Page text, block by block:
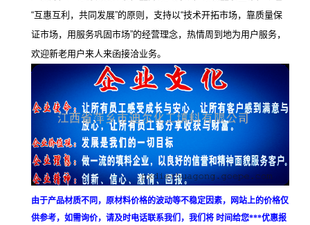
“互惠互利，共同发展”的原则，支持以“技术开拓市场，靠质量保
证市场，用服务巩固市场”的经营理念，热情周到地为用户服务，
欢迎新老用户来人来函接洽业务。
由于产品材质不同，原材料价格的波动等不稳定因素，网站上的价格仅
供参考，如需询价，请及时电话联系我们，我们将 时间给您***优惠报